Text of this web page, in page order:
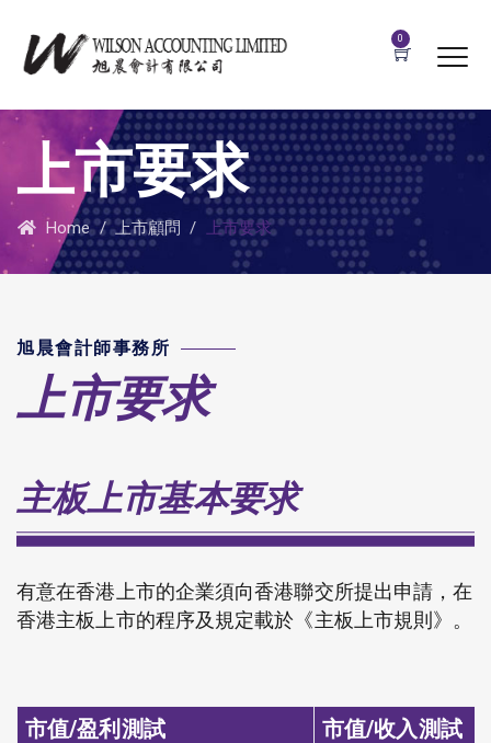
0
上市要求
Home/上市顧問 / 上市要求
旭晨會計師事務所
上市要求
主板上市基本要求
有意在香港上市的企業須向香港聯交所提出申請，在
香港主板上市的程序及規定載於《主板上市規則》。
市值/盈利測試 市值/收入測試